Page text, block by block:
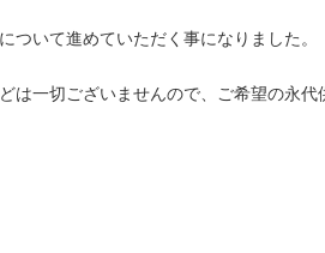
いて進めていただく事になりました。
は一切ございませんので、ご希望の永